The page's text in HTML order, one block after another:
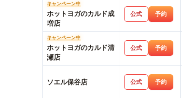
キャンペーン中
ホットヨガのカルド成
増店
公式 予約
キャンペーン中
ホットヨガのカルド清
瀬店
公式 予約
ソエル保谷店 公式 予約